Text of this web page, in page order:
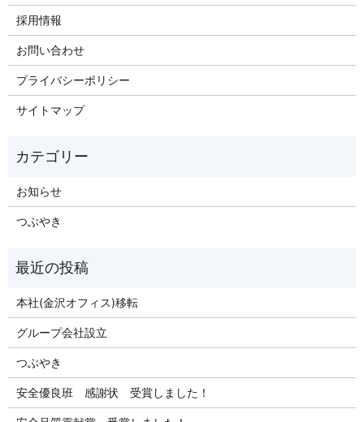
採用情報
お問い合わせ
プライバシーポリシー
サイトマップ
お知らせ
つぶやき
本社(金沢オフィス)移転
グループ会社設立
つぶやき
安全優良班 感謝状 受賞しました！